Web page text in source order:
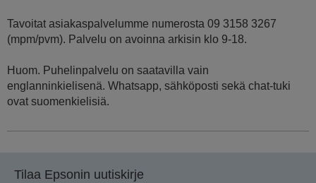
Tavoitat asiakaspalvelumme numerosta 09 3158 3267
(mpm/pvm). Palvelu on avoinna arkisin klo 9-18.
Huom. Puhelinpalvelu on saatavilla vain
englanninkielisenä. Whatsapp, sähköposti sekä chat-tuki
ovat suomenkielisiä.
Tilaa Epsonin uutiskirje